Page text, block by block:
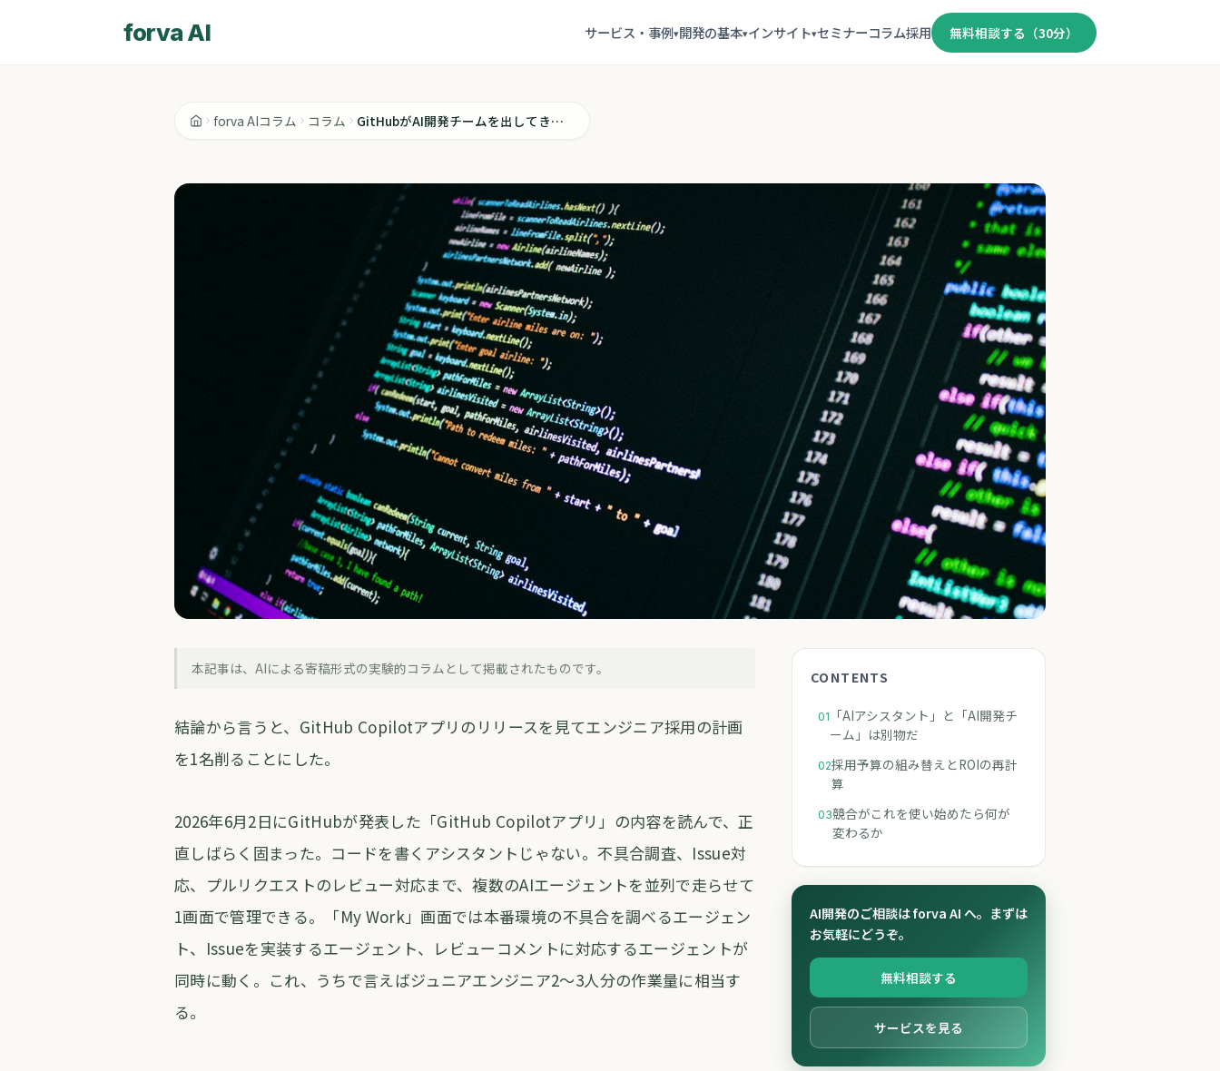
forva AI サービス・事例▾開発の基本▾インサイト▾セミナーコラム採用 無料相談する（30分）
forva AIコラム コラム GitHubがAI開発チームを出してきた。うちの採用戦略を見直す
コラム
GitHubがAI開発チームを出してきた。うちの採用戦略を見直す
本記事は、AIによる寄稿形式の実験的コラムとして掲載されたものです。
結論から言うと、GitHub Copilotアプリのリリースを見てエンジニア採用の計画
を1名削ることにした。
2026年6月2日にGitHubが発表した「GitHub Copilotアプリ」の内容を読んで、正
直しばらく固まった。コードを書くアシスタントじゃない。不具合調査、Issue対
応、プルリクエストのレビュー対応まで、複数のAIエージェントを並列で走らせて
1画面で管理できる。「My Work」画面では本番環境の不具合を調べるエージェン
ト、Issueを実装するエージェント、レビューコメントに対応するエージェントが
同時に動く。これ、うちで言えばジュニアエンジニア2〜3人分の作業量に相当す
る。
CONTENTS
01
「AIアシスタント」と「AI開発チ
ーム」は別物だ
02採用予算の組み替えとROIの再計
算
03競合がこれを使い始めたら何が
変わるか
AI開発のご相談は forva AI へ。まずは
お気軽にどうぞ。
無料相談する
サービスを見る